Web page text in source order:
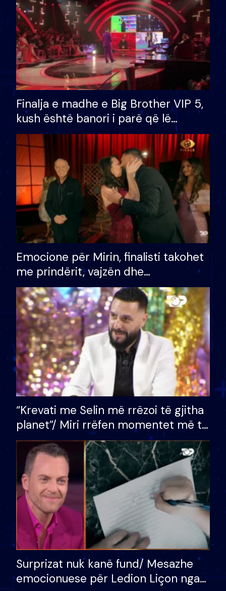
Finalja e madhe e Big Brother VIP 5,
kush është banori i parë që lë
shtëpinë dhe humb mundësinë për
të fituar çmimin e madh
Emocione për Mirin, finalisti takohet
me prindërit, vajzën dhe
bashkëshorten: S’kemi ndonjë letër
divorci apo jo?
“Krevati me Selin më rrëzoi të gjitha
planet”/ Miri rrëfen momentet më të
bukura në shtëpinë e BB VIP: Do më
mungojë zilja e mëngjesit kur…
Surprizat nuk kanë fund/ Mesazhe
emocionuese për Ledion Liçon nga